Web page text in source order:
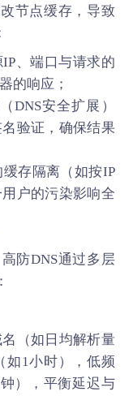
节点缓存，导致
、端口与请求的
的响应；
DNS安全扩展）
验证，确保结果
存隔离（如按IP
户的污染影响全
防DNS通过多层
（如日均解析量
如1小时），低频
），平衡延迟与